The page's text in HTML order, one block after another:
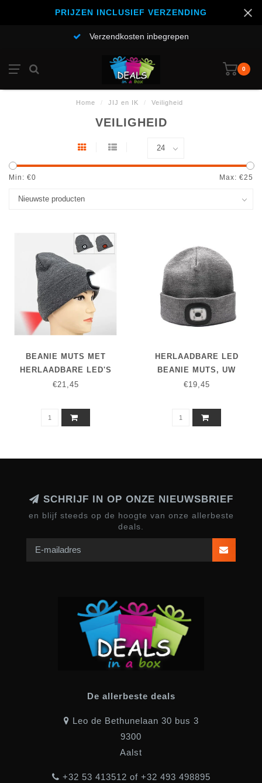
PRIJZEN INCLUSIEF VERZENDING
Verzendkosten inbegrepen
0
Home / JIJ en IK / Veiligheid
VEILIGHEID
Min: €0 Max: €25
BEANIE MUTS MET
HERLAADBARE LED'S
VOOR- EN ACHTERAAN.
€21,45
HERLAADBARE LED
BEANIE MUTS, UW
GARANTIE VOOR
€19,45
SCHRIJF IN OP ONZE NIEUWSBRIEF
en blijf steeds op de hoogte van onze allerbeste
deals.
De allerbeste deals
Leo de Bethunelaan 30 bus 3
9300
Aalst
+32 53 413512 of +32 493 498895